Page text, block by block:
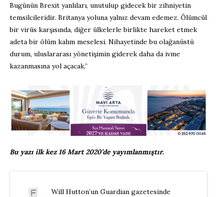
Bugünün Brexit yanlıları, unutulup gidecek bir zihniyetin
temsilcileridir. Britanya yoluna yalnız devam edemez. Ölümcül
bir virüs karşısında, diğer ülkelerle birlikte hareket etmek
adeta bir ölüm kalım meselesi. Nihayetinde bu olağanüstü
durum, uluslararası yönetişimin giderek daha da ivme
kazanmasına yol açacak.”
Bu yazı ilk kez 16 Mart 2020’de yayımlanmıştır.
Will Hutton’un Guardian gazetesinde